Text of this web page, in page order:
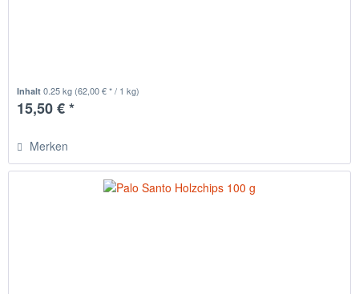
Inhalt0.25 kg (62,00 € * / 1 kg)
15,50 € *
Merken